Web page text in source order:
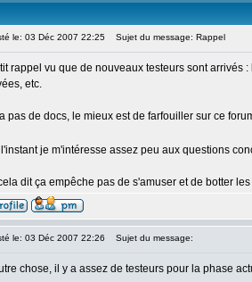
le: 03 Déc 2007 22:25 Sujet du message: Rappel
rappel vu que de nouveaux testeurs sont arrivés
etc.
a pas de docs, le mieux est de farfouiller sur ce
l'instant je m'intéresse assez peu aux questions
dit ça empêche pas de s'amuser et de botter
le: 03 Déc 2007 22:26 Sujet du message:
chose, il y a assez de testeurs pour la phase